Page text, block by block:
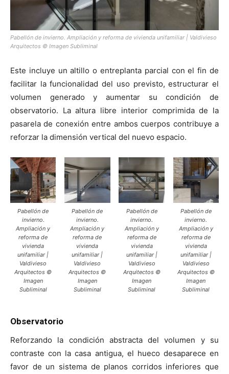
Pabellón de invierno. Ampliación y reforma de vivienda unifamiliar | Valdivieso
Arquitectos © Imagen Subliminal
Este incluye un altillo o entreplanta parcial con el fin de
facilitar la funcionalidad del uso previsto, estructurar el
volumen generado y aumentar su condición de
observatorio. La altura libre interior comprimida de la
pasarela de conexión entre ambos cuerpos contribuye a
reforzar la dimensión vertical del nuevo espacio.
Pabellón de
invierno.
Ampliación y
reforma de
vivienda
unifamiliar |
Valdivieso
Arquitectos ©
Imagen
Subliminal
Pabellón de
invierno.
Ampliación y
reforma de
vivienda
unifamiliar |
Valdivieso
Arquitectos ©
Imagen
Subliminal
Pabellón de
invierno.
Ampliación y
reforma de
vivienda
unifamiliar |
Valdivieso
Arquitectos ©
Imagen
Subliminal
Pabellón de
invierno.
Ampliación y
reforma de
vivienda
unifamiliar |
Valdivieso
Arquitectos ©
Imagen
Subliminal
Observatorio
Reforzando la condición abstracta del volumen y su
contraste con la casa antigua, el hueco desaparece en
favor de un sistema de planos corridos inferiores que